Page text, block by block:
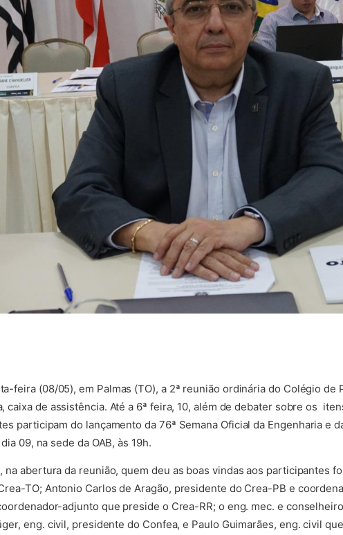
feira (08/05), em Palmas (TO), a 2ª reunião ordinária do Colégio de
caixa de assistência. Até a 6ª feira, 10, além de debater sobre os
participam do lançamento da 76ª Semana Oficial da Engenharia e
09, na sede da OAB, às 19h.
na abertura da reunião, quem deu as boas vindas aos participantes
TO; Antonio Carlos de Aragão, presidente do Crea-PB e
adjunto que preside o Crea-RR; o eng. mec. e
eng. civil, presidente do Confea, e Paulo Guimarães, eng. civil